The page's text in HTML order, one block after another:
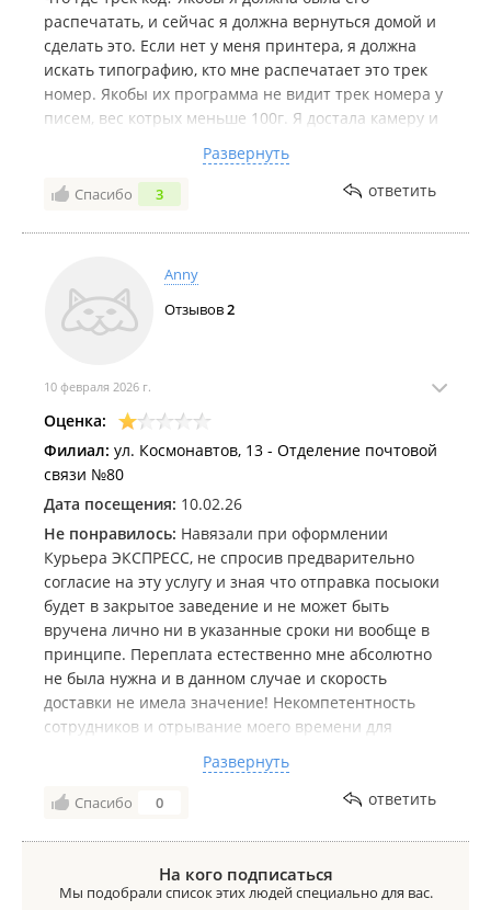
распечатать, и сейчас я должна вернуться домой и
сделать это. Если нет у меня принтера, я должна
искать типографию, кто мне распечатает это трек
номер. Якобы их программа не видит трек номера у
писем, вес котрых меньше 100г. Я достала камеру и
выхватить мой телефон, после поняла, что я
снимаю, стала хамить и изворачиваться. Почта
связанные с программами?
Развернуть
Спасибо 3 ответить
Anny
Отзывов2
10 февраля 2026 г.
Оценка:
Филиал: ул. Космонавтов, 13 - Отделение почтовой
связи №80
Дата посещения: 10.02.26
Не понравилось: Навязали при оформлении
Курьера ЭКСПРЕСС, не спросив предварительно
согласие на эту услугу и зная что отправка посыоки
будет в закрытое заведение и не может быть
вручена лично ни в указанные сроки ни вообще в
принципе. Переплата естественно мне абсолютно
не была нужна и в данном случае и скорость
доставки не имела значение! Некомпетентность
сотрудников и отрывание моего времени для
переплаты и заведомо сокрытие информации.
Хочется сказать мошенники, почти... Будьте
Развернуть
Спасибо 0 ответить
На кого подписаться
Мы подобрали список этих людей специально для вас.